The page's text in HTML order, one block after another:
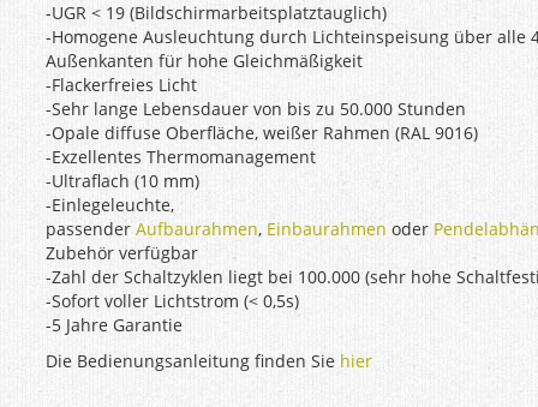
-UGR < 19 (Bildschirmarbeitsplatztauglich)
-Homogene Ausleuchtung durch Lichteinspeisung über alle
Außenkanten für hohe Gleichmäßigkeit
-Flackerfreies Licht
-Sehr lange Lebensdauer von bis zu 50.000 Stunden
-Opale diffuse Oberfläche, weißer Rahmen (RAL 9016)
-Exzellentes Thermomanagement
-Ultraflach (10 mm)
-Einlegeleuchte,
passender Aufbaurahmen, Einbaurahmen oder
Zubehör verfügbar
-Zahl der Schaltzyklen liegt bei 100.000 (sehr hohe
-Sofort voller Lichtstrom (< 0,5s)
-5 Jahre Garantie
Die Bedienungsanleitung finden Sie hier